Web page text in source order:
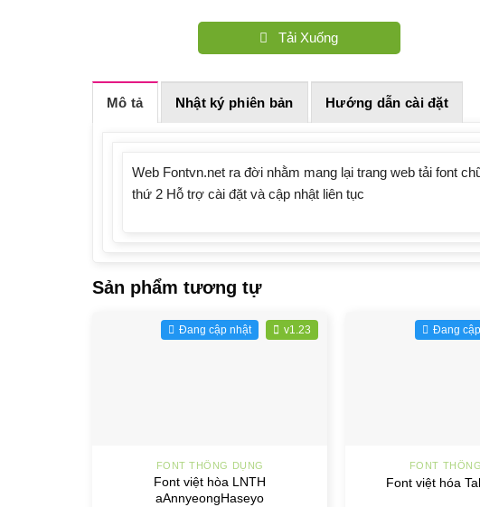
Tải Xuống
Mô tả Nhật ký phiên bản Hướng dẫn cài đặt
Web Fontvn.net ra đời nhằm mang lại trang web tải font
thứ 2 Hỗ trợ cài đặt và cập nhật liên tục
Sản phẩm tương tự
Đang cập nhật v1.23
FONT THÔNG DỤNG
Font việt hòa LNTH
aAnnyeongHaseyo
Đang
FONT
Font việt hóa